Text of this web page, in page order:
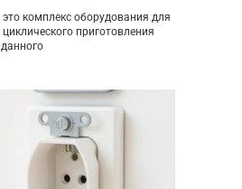
комплекс оборудования для
приготовления